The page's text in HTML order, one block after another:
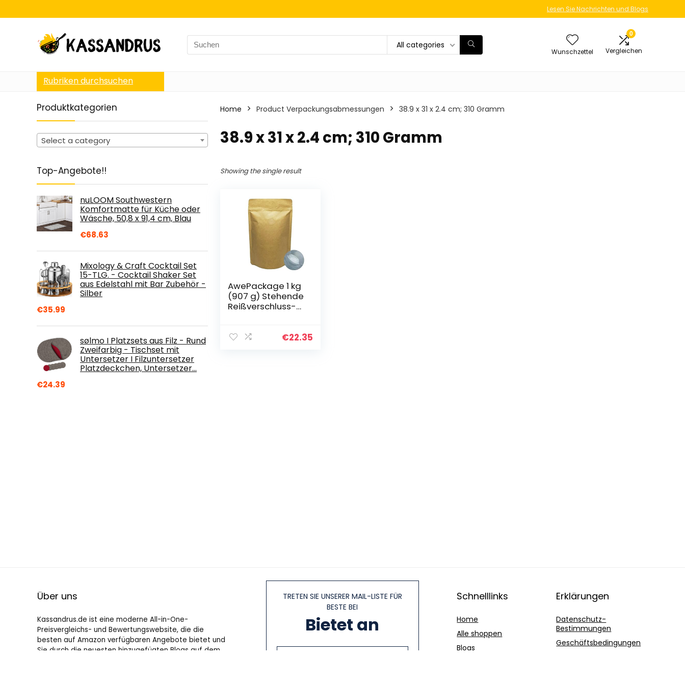
Lesen Sie Nachrichten und Blogs
Search
for:
All categories
Wunschzettel
0
Vergleichen
Rubriken durchsuchen
Produktkategorien
Select a category
Top-Angebote!!
nuLOOM Southwestern
Komfortmatte für Küche oder
Wäsche, 50,8 x 91,4 cm, Blau
€68.63
Mixology & Craft Cocktail Set
15-TLG. - Cocktail Shaker Set
aus Edelstahl mit Bar Zubehör -
Silber
€35.99
sølmo I Platzsets aus Filz - Rund
Zweifarbig - Tischset mit
Untersetzer I Filzuntersetzer
Platzdeckchen, Untersetzer…
€24.39
Home Product Verpackungsabmessungen ‎38.9 x 31 x 2.4 cm; 310 Gramm
‎38.9 x 31 x 2.4 cm; 310 Gramm
Showing the single result
AwePackage 1 kg
(907 g) Stehende
Reißverschluss-
(Kraft, 10)
€22.35
Über uns
Kassandrus.de ist eine moderne All-in-One-
Preisvergleichs- und Bewertungswebsite, die die
besten auf Amazon verfügbaren Angebote bietet und
Sie durch die neuesten hinzugefügten Blogs auf dem
TRETEN SIE UNSERER MAIL-LISTE FÜR
BESTE BEI
Bietet an
Schnelllinks
Home
Alle shoppen
Blogs
Erklärungen
Datenschutz-
Bestimmungen
Geschäftsbedingungen